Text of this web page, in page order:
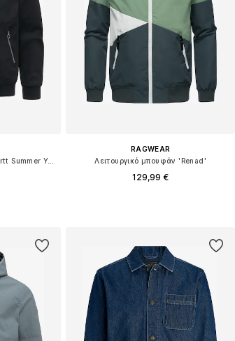
Λειτουργικό μπουφάν 'Stuartt Summer Youmodo'
RAGWEAR
Λειτουργικό μπουφάν 'Renad'
129,99 €